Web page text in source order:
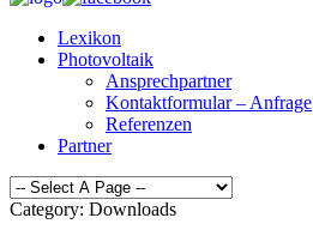
Lexikon
Photovoltaik
Ansprechpartner
Kontaktformular – Anfrage
Referenzen
Partner
Category: Downloads